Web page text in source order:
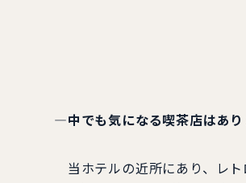
―中でも気になる喫茶店はあり
当ホテルの近所にあり、レト